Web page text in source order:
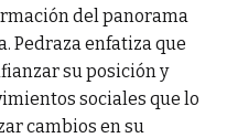
del panorama
Pedraza enfatiza que
su posición y
sociales que lo
cambios en su